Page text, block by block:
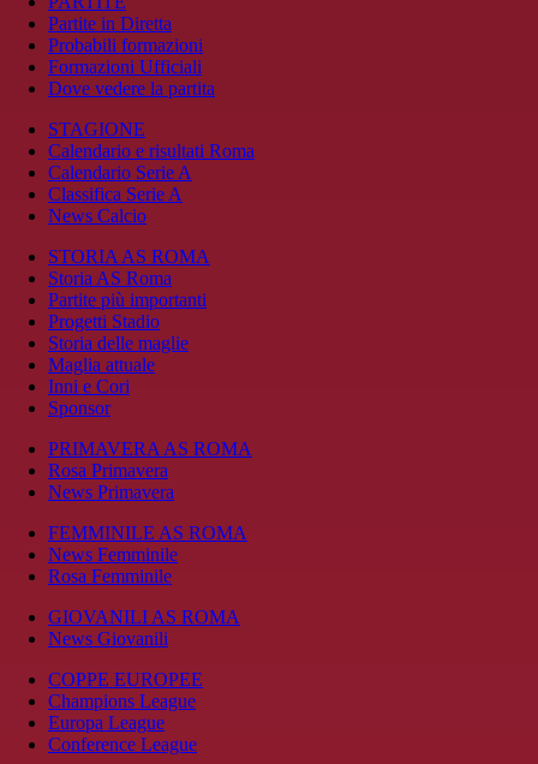
Partite in Diretta
Probabili formazioni
Formazioni Ufficiali
Dove vedere la partita
STAGIONE
Calendario e risultati Roma
Calendario Serie A
Classifica Serie A
News Calcio
STORIA AS ROMA
Storia AS Roma
Partite più importanti
Progetti Stadio
Storia delle maglie
Maglia attuale
Inni e Cori
Sponsor
PRIMAVERA AS ROMA
Rosa Primavera
News Primavera
FEMMINILE AS ROMA
News Femminile
Rosa Femminile
GIOVANILI AS ROMA
News Giovanili
COPPE EUROPEE
Champions League
Europa League
Conference League